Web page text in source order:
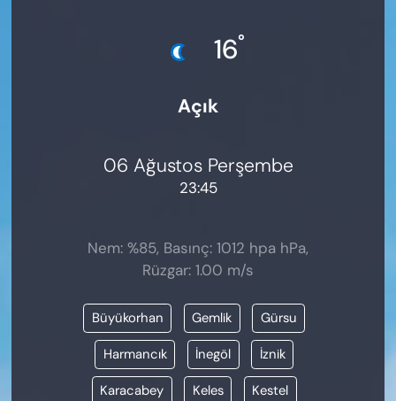
16°
Açık
06 Ağustos Perşembe
23:45
Nem: %85, Basınç: 1012 hpa hPa,
Rüzgar: 1.00 m/s
Büyükorhan Gemlik Gürsu
Harmancık İnegöl İznik
Karacabey Keles Kestel
ÖZEL HABER
SİYASET
VAN VE DİYARBAKIR HABERLERİ